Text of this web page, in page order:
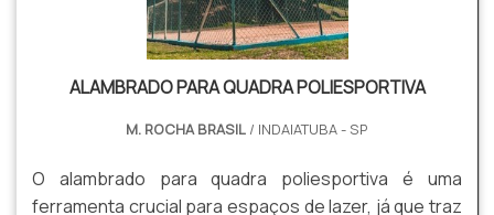
ALAMBRADO PARA QUADRA POLIESPORTIVA
M. ROCHA BRASIL / INDAIATUBA - SP
O alambrado para quadra poliesportiva é uma
ferramenta crucial para espaços de lazer, já que traz